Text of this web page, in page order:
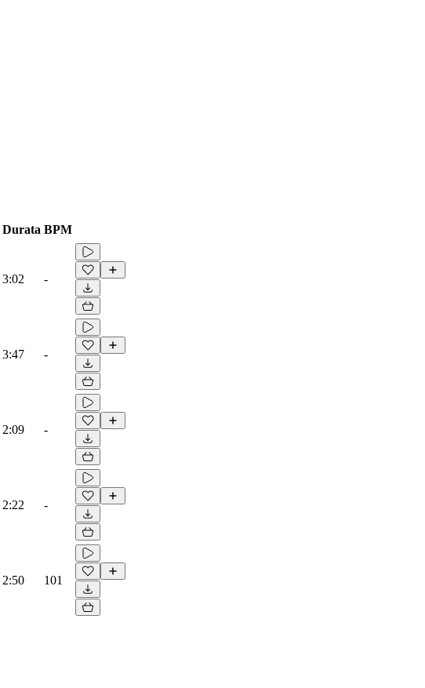
Durata BPM
3:02 -
3:47 -
2:09 -
2:22 -
2:50 101